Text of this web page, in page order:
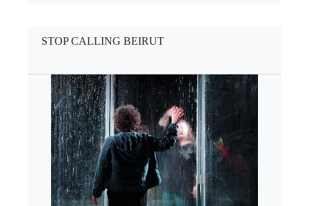
STOP CALLING BEIRUT